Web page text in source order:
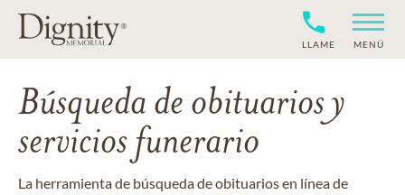
LLAME MENÚ
Búsqueda de obituarios y
servicios funerario
La herramienta de búsqueda de obituarios en línea de